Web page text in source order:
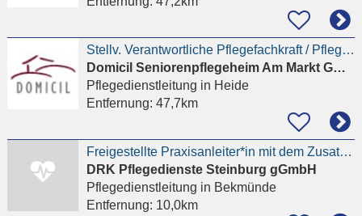
Stellv. Verantwortliche Pflegefachkraft / Pflegedienstleitung (m/w/d) - Heide
Domicil Seniorenpflegeheim Am Markt GmbH
Pflegedienstleitung in Heide
Entfernung: 47,7km
Freigestellte Praxisanleiter*in mit dem Zusatz stellvertretende Pflegedienstleitung (m/w/d)
DRK Pflegedienste Steinburg gGmbH
Pflegedienstleitung in Bekmünde
Entfernung: 10,0km